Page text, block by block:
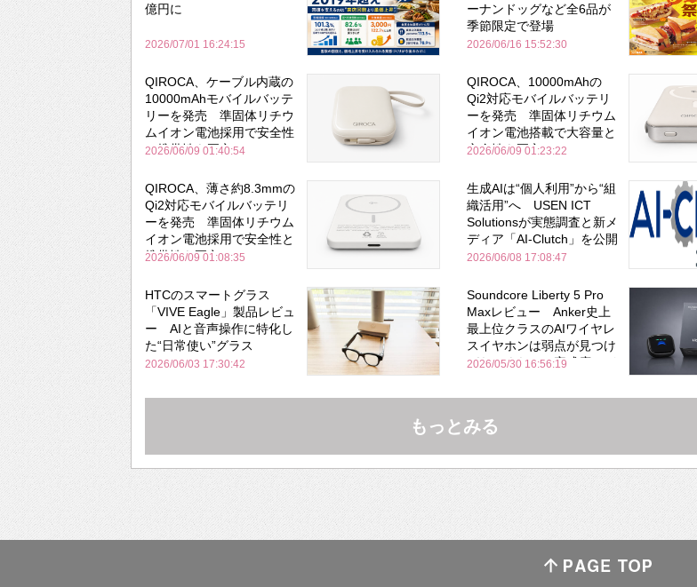
億円に
2026/07/01 16:24:15
ーナンドッグなど全6品が
季節限定で登場
2026/06/16 15:52:30
QIROCA、ケーブル内蔵の
10000mAhモバイルバッテ
リーを発売 準固体リチウ
ムイオン電池採用で安全性
と携帯性を両立
2026/06/09 01:40:54
QIROCA、10000mAhの
Qi2対応モバイルバッテリ
ーを発売 準固体リチウム
イオン電池搭載で大容量と
安全性を両立
2026/06/09 01:23:22
QIROCA、薄さ約8.3mmの
Qi2対応モバイルバッテリ
ーを発売 準固体リチウム
イオン電池採用で安全性と
携帯性を両立
2026/06/09 01:08:35
生成AIは“個人利用”から“組
織活用”へ USEN ICT
Solutionsが実態調査と新メ
ディア「AI-Clutch」を公開
2026/06/08 17:08:47
HTCのスマートグラス
「VIVE Eagle」製品レビュ
ー AIと音声操作に特化し
た“日常使い”グラス
2026/06/03 17:30:42
Soundcore Liberty 5 Pro
Maxレビュー Anker史上
最上位クラスのAIワイヤレ
スイヤホンは弱点が見つけ
づらいくらいの完成度にび
Bose並み
2026/05/30 16:56:19
もっとみる